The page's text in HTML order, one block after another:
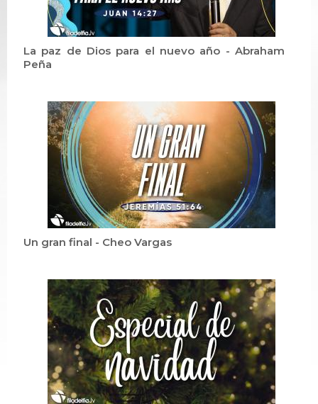
La paz de Dios para el nuevo año - Abraham
Peña
Un gran final - Cheo Vargas